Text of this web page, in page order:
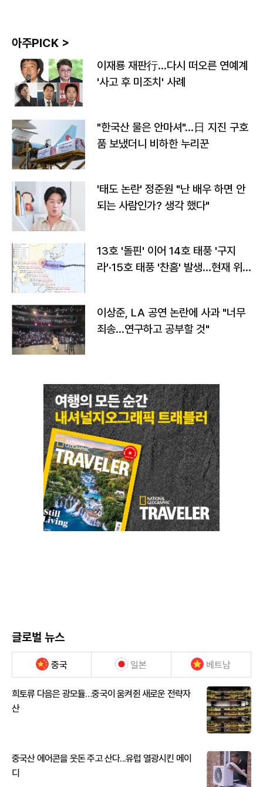
아주PICK >
이재룡 재판行…다시 떠오른 연예계
'사고 후 미조치' 사례
"한국산 물은 안마셔"…日 지진 구호
품 보냈더니 비하한 누리꾼
'태도 논란' 정준원 "난 배우 하면 안
되는 사람인가? 생각 했다"
13호 '돌핀' 이어 14호 태풍 '구지
라'·15호 태풍 '찬홈' 발생…현재 위
이상준, LA 공연 논란에 사과 "너무
죄송…연구하고 공부할 것"
글로벌 뉴스
중국 일본 베트남
희토류 다음은 광모듈…중국이 움켜쥔 새로운 전략자
산
중국산 에어콘을 웃돈 주고 산다...유럽 열광시킨 메이
디